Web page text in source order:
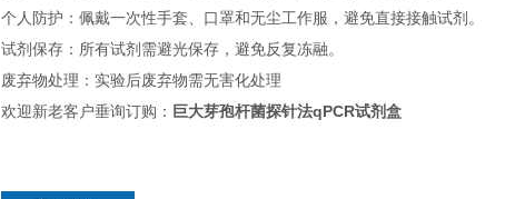
个人防护：佩戴一次性手套、口罩和无尘工作服，避免直接接触试剂。
试剂保存：所有试剂需避光保存，避免反复冻融。
废弃物处理：实验后废弃物需无害化处理
欢迎新老客户垂询订购： 巨大芽孢杆菌探针法qPCR试剂盒